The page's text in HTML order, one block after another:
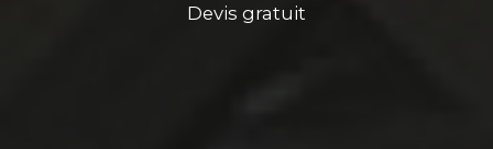
Devis gratuit